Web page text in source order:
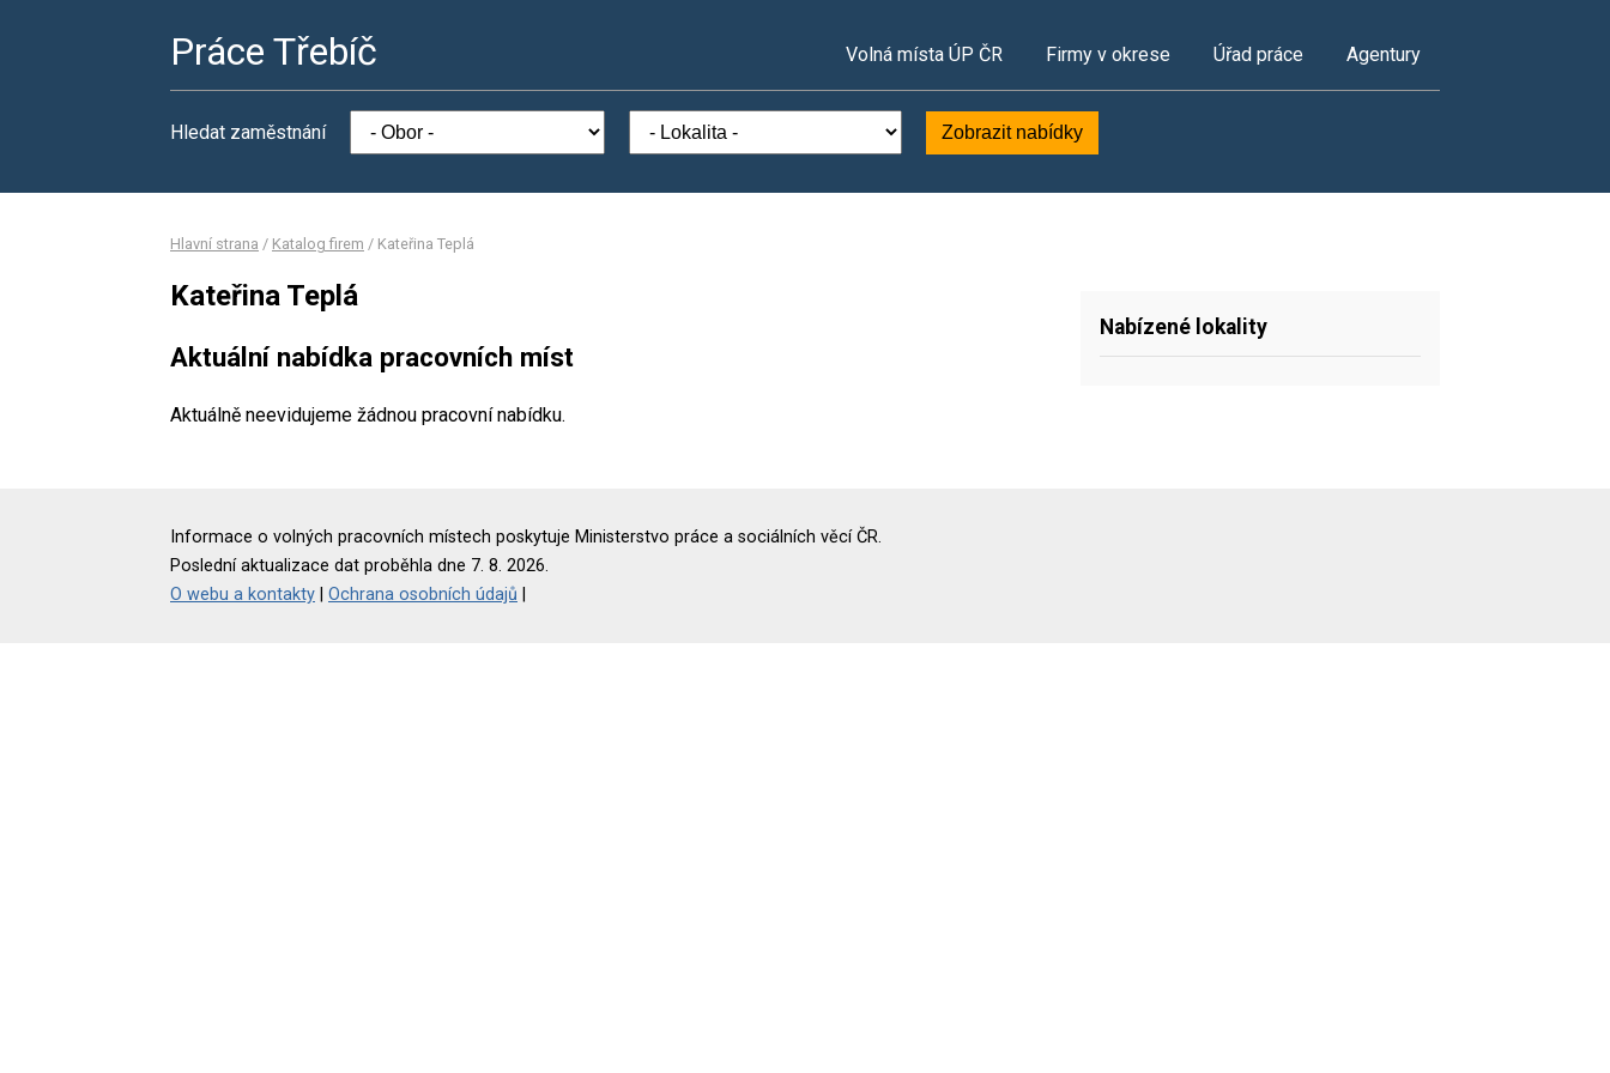
Práce Třebíč Volná místa ÚP ČR Firmy v okrese Úřad práce Agentury
Hledat zaměstnání Zobrazit nabídky
Hlavní strana / Katalog firem / Kateřina Teplá
Kateřina Teplá
Aktuální nabídka pracovních míst
Aktuálně neevidujeme žádnou pracovní nabídku.
Nabízené lokality
Informace o volných pracovních místech poskytuje Ministerstvo práce a sociálních věcí ČR.
Poslední aktualizace dat proběhla dne 7. 8. 2026.
O webu a kontakty
Ochrana osobních údajů